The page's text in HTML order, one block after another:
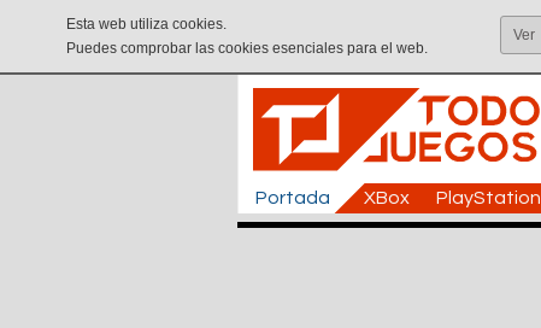
Esta web utiliza cookies.
Puedes comprobar las cookies esenciales para el web.
Ver
Portada XBox PlayStation